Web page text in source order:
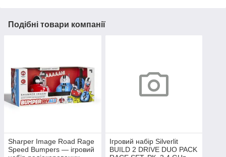
Подібні товари компанії
Sharper Image Road Rage
Speed Bumpers — ігровий
Ігровий набір Silverlit
BUILD 2 DRIVE DUO PACK